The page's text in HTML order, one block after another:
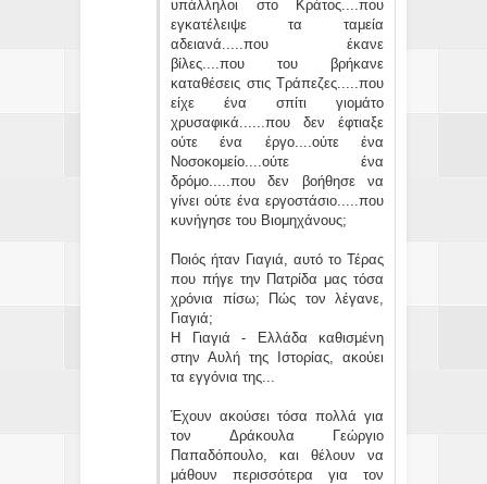
υπάλληλοι στο Κράτος....που
εγκατέλειψε τα ταμεία
αδειανά.....που έκανε
βίλες....που του βρήκανε
καταθέσεις στις Τράπεζες.....που
είχε ένα σπίτι γιομάτο
χρυσαφικά......που δεν έφτιαξε
ούτε ένα έργο....ούτε ένα
Νοσοκομείο....ούτε ένα
δρόμο.....που δεν βοήθησε να
γίνει ούτε ένα εργοστάσιο.....που
κυνήγησε του Βιομηχάνους;
Ποιός ήταν Γιαγιά, αυτό το Τέρας
που πήγε την Πατρίδα μας τόσα
χρόνια πίσω; Πώς τον λέγανε,
Γιαγιά;
Η Γιαγιά - Ελλάδα καθισμένη
στην Αυλή της Ιστορίας, ακούει
τα εγγόνια της...
Έχουν ακούσει τόσα πολλά για
τον Δράκουλα Γεώργιο
Παπαδόπουλο, και θέλουν να
μάθουν περισσότερα για τον